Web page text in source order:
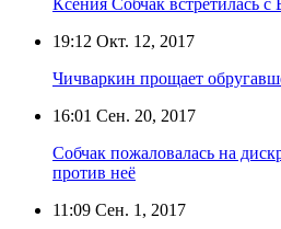
19:12 Окт. 12, 2017
Чичваркин прощает
16:01 Сен. 20, 2017
Собчак пожаловалась на
против неё
11:09 Сен. 1, 2017